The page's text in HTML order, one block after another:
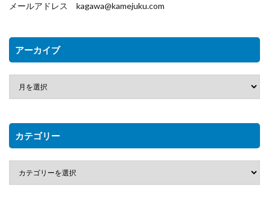
メールアドレス kagawa@kamejuku.com
アーカイブ
カテゴリー